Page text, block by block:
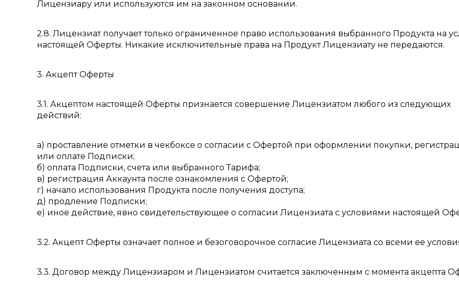
Лицензиару или используются им на законном основании.
2.8. Лицензиат получает только ограниченное право использования выбранного Продукта на
настоящей Оферты. Никакие исключительные права на Продукт Лицензиату не передаются.
3. Акцепт Оферты
3.1. Акцептом настоящей Оферты признается совершение Лицензиатом любого из следующих
действий:
а) проставление отметки в чекбоксе о согласии с Офертой при оформлении покупки,
или оплате Подписки;
б) оплата Подписки, счета или выбранного Тарифа;
в) регистрация Аккаунта после ознакомления с Офертой;
г) начало использования Продукта после получения доступа;
д) продление Подписки;
е) иное действие, явно свидетельствующее о согласии Лицензиата с условиями настоящей
3.2. Акцепт Оферты означает полное и безоговорочное согласие Лицензиата со всеми ее
3.3. Договор между Лицензиаром и Лицензиатом считается заключенным с момента акцепта